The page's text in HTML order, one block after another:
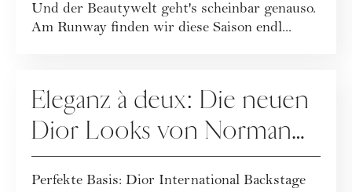
Und der Beautywelt geht's scheinbar genauso.
Am Runway finden wir diese Saison endl...
Eleganz à deux: Die neuen
Dior Looks von Norman
Pohl
Perfekte Basis: Dior International Backstage